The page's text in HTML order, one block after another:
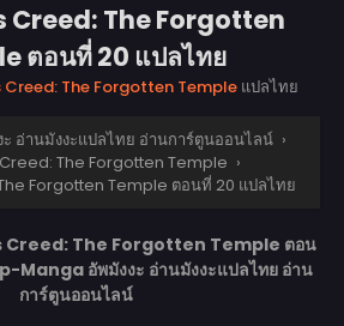
Creed: The Forgotten
ตอนที่ 20 แปลไทย
Creed: The Forgotten Templeแปลไทย
อ่านมังงะแปลไทย อ่านการ์ตูนออนไลน์ ›
The Forgotten Temple ›
Forgotten Temple ตอนที่ 20 แปลไทย
Creed: The Forgotten Temple ตอน
Manga อัพมังงะ อ่านมังงะแปลไทย อ่าน
การ์ตูนออนไลน์